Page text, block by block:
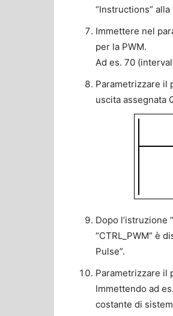
“Instructions”
Immettere nel
per la PWM.
Ad es. 70
Parametrizzare il
uscita assegnata
Dopo l’istruzione
“CTRL_PWM” è
Pulse”.
Parametrizzare il
Immettendo ad
costante di